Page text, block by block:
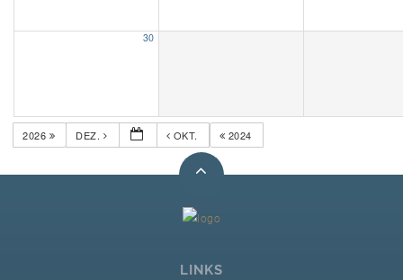
30
2024
OKT.
DEZ.
2026
LINKS